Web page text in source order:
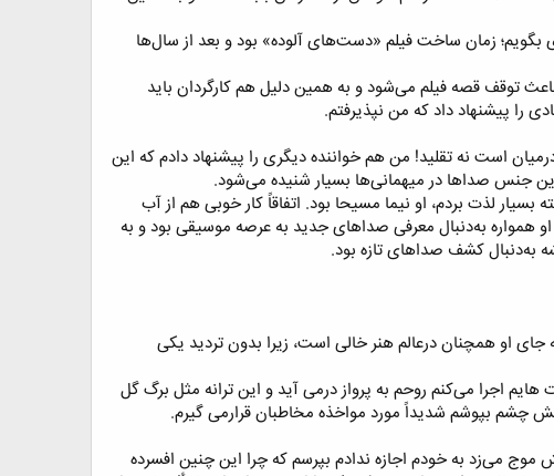
بگویم؛ زمان ساخت فیلم «دست‌های آلوده» بود و بعد از سال‌ها
باعث توقف قصه فیلم می‌شود و به همین دلیل هم کارگردان باید
را پیشنهاد داد که من نپذیرفتم.​
است نه تقلید! من هم خواننده دیگری را پیشنهاد دادم که این
این جنس صدا‌ها در میهمانی‌ها بسیار شنیده می‌شود.​
لذت بردم، او نیما مسیحا بود. اتفاقاً کار خوبی هم از آب
همواره به‌دنبال معرفی صدا‌های جدید به عرصه موسیقی بود و به
به‌دنبال کشف صدا‌های تازه بود.​
جای او همچنان درعالم هنر خالی است، زیرا بدون تردید یکی
اجرا می‌کنم روحم به پرواز درمی آید و این ترانه مثل برگ گل
چشم بپوشم شدیداً مورد مواخذه مخاطبان قرارمی گیرم.​
می‌زد به خودم اجازه ندادم بپرسم که چرا این چنین افسرده